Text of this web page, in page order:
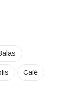
Café